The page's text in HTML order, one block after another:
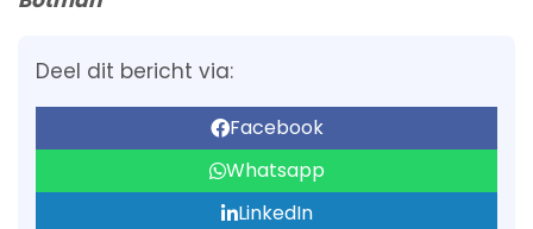
Deel dit bericht via:
Facebook
Whatsapp
LinkedIn